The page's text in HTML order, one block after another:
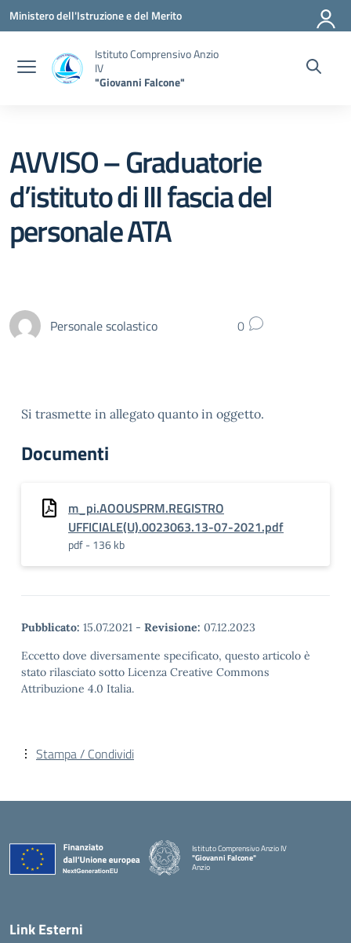
Vai ai contenuti
Vai al menu di navigazione
Vai al footer
Ministero dell'Istruzione e del Merito
Istituto Comprensivo Anzio
IV
"Giovanni Falcone"
AVVISO – Graduatorie
d’istituto di III fascia del
personale ATA
Personale scolastico 0
Si trasmette in allegato quanto in oggetto.
Documenti
m_pi.AOOUSPRM.REGISTRO
UFFICIALE(U).0023063.13-07-2021.pdf
pdf - 136 kb
Pubblicato: 15.07.2021 - Revisione: 07.12.2023
Eccetto dove diversamente specificato, questo articolo è
stato rilasciato sotto Licenza Creative Commons
Attribuzione 4.0 Italia.
Stampa / Condividi
Istituto Comprensivo Anzio IV
"Giovanni Falcone"
Anzio
Link Esterni